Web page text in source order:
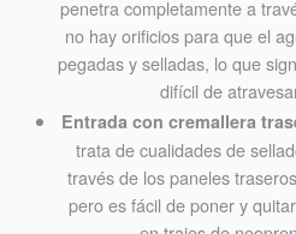
penetra completamente a
no hay orificios para que el
pegadas y selladas, lo que
difícil de
Entrada con cremallera
trata de cualidades de
través de los paneles
pero es fácil de poner y